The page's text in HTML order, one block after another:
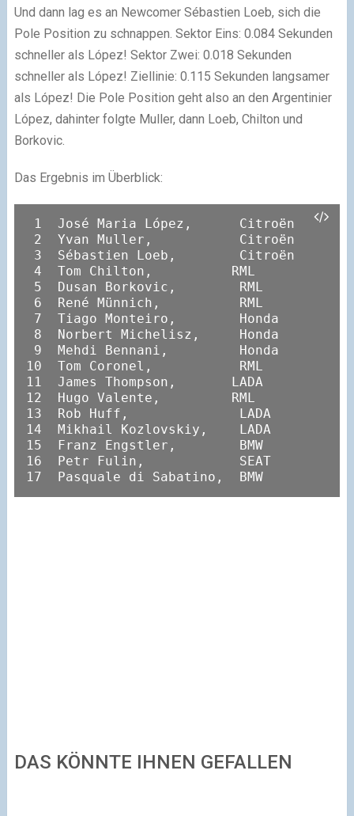
Und dann lag es an Newcomer Sébastien Loeb, sich die
Pole Position zu schnappen. Sektor Eins: 0.084 Sekunden
schneller als López! Sektor Zwei: 0.018 Sekunden
schneller als López! Ziellinie: 0.115 Sekunden langsamer
als López! Die Pole Position geht also an den Argentinier
López, dahinter folgte Muller, dann Loeb, Chilton und
Borkovic.
Das Ergebnis im Überblick:
1  José Maria López,      Citroën
2  Yvan Muller,           Citroën
3  Sébastien Loeb,        Citroën
4  Tom Chilton,          RML
5  Dusan Borkovic,        RML
6  René Münnich,          RML
7  Tiago Monteiro,        Honda
8  Norbert Michelisz,     Honda
9  Mehdi Bennani,         Honda
10  Tom Coronel,           RML
11  James Thompson,       LADA
12  Hugo Valente,         RML
13  Rob Huff,              LADA
14  Mikhail Kozlovskiy,    LADA
15  Franz Engstler,        BMW
16  Petr Fulin,            SEAT
17  Pasquale di Sabatino,  BMW
DAS KÖNNTE IHNEN GEFALLEN